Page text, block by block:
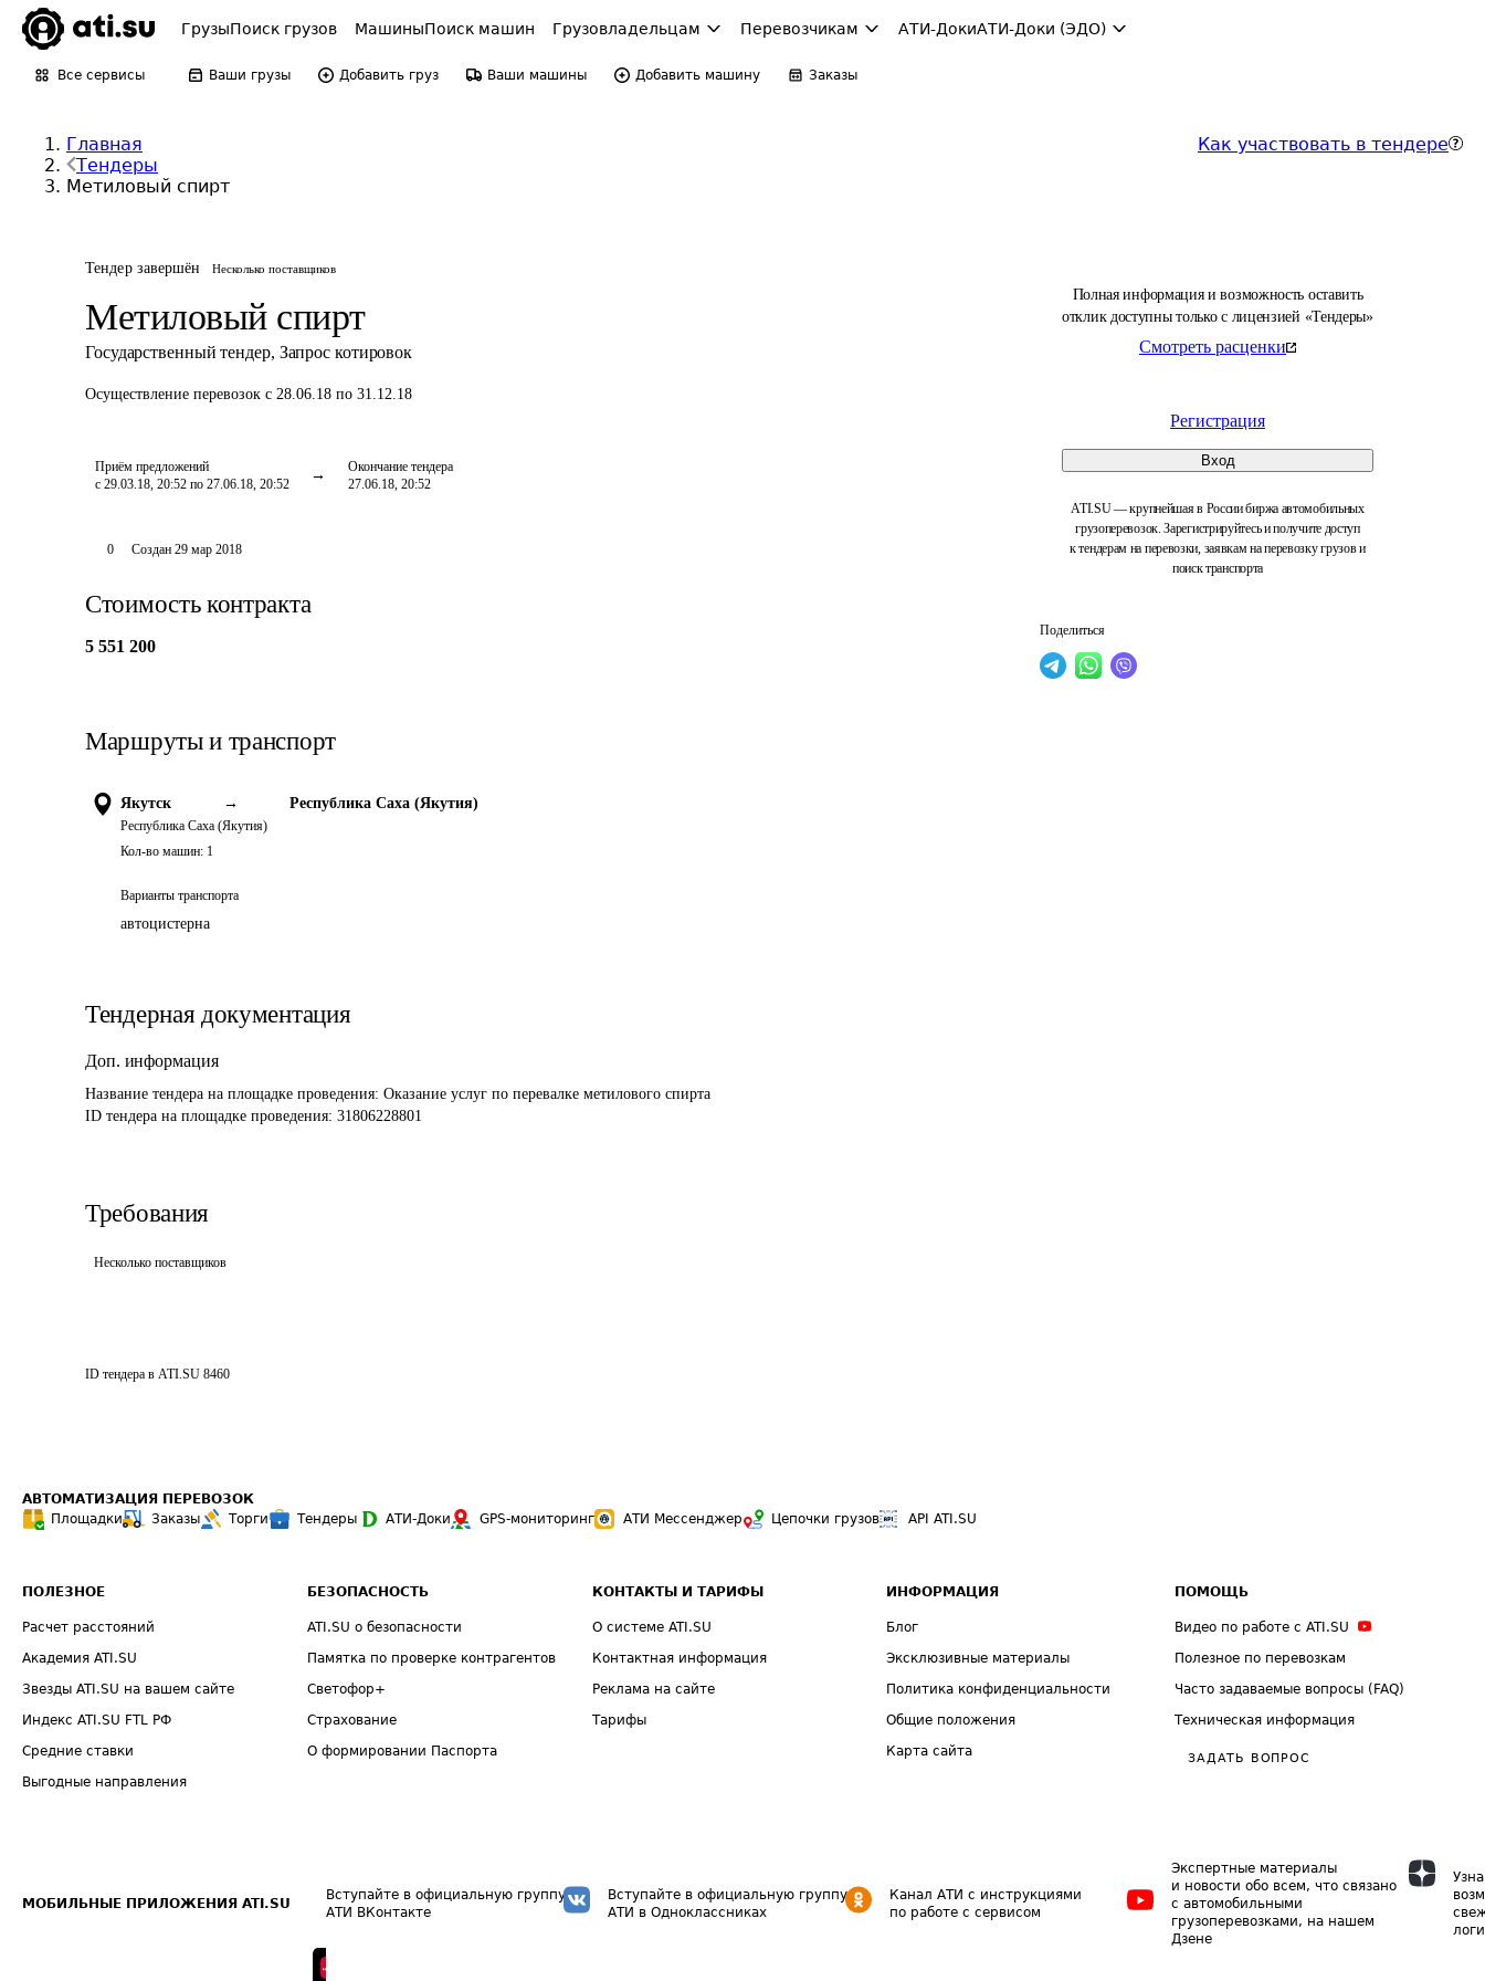
ГрузыПоиск грузов МашиныПоиск машин Грузовладельцам Перевозчикам АТИ-ДокиАТИ-Доки (ЭДО)
Все сервисы Ваши грузы Добавить груз Ваши машины Добавить машину Заказы
Главная
Тендеры
Метиловый спирт
Как участвовать в тендере
Тендер завершён Несколько поставщиков
Метиловый спирт
Государственный тендер, Запрос котировок
Осуществление перевозок с 28.06.18 по 31.12.18
Приём предложений
с 29.03.18, 20:52 по 27.06.18, 20:52
Окончание тендера
27.06.18, 20:52
Полная информация и возможность оставить
отклик доступны только с лицензией «Тендеры»
Смотреть расценки
Регистрация
Вход
ATI.SU — крупнейшая в России биржа автомобильных
грузоперевозок. Зарегистрируйтесь и получите доступ
к тендерам на перевозки, заявкам на перевозку грузов и
поиск транспорта
Поделиться
0 Создан 29 мар 2018
Стоимость контракта
5 551 200
Маршруты и транспорт
Якутск →
Республика Саха (Якутия)
Республика Саха (Якутия)
Кол-во машин: 1
Варианты транспорта
автоцистерна
Тендерная документация
Доп. информация
Название тендера на площадке проведения: Оказание услуг по перевалке метилового спирта
ID тендера на площадке проведения: 31806228801
Требования
Несколько поставщиков
ID тендера в ATI.SU 8460
АВТОМАТИЗАЦИЯ ПЕРЕВОЗОК
Площадки
Заказы Торги Тендеры АТИ-Доки GPS-мониторинг АТИ Мессенджер Цепочки грузов API ATI.SU
ПОЛЕЗНОЕ
Расчет расстояний
Академия ATI.SU
Звезды ATI.SU на вашем сайте
Индекс ATI.SU FTL РФ
Средние ставки
Выгодные направления
БЕЗОПАСНОСТЬ
ATI.SU о безопасности
Памятка по проверке контрагентов
Светофор+
Страхование
О формировании Паспорта
КОНТАКТЫ И ТАРИФЫ
О системе ATI.SU
Контактная информация
Реклама на сайте
Тарифы
ИНФОРМАЦИЯ
Блог
Эксклюзивные материалы
Политика конфиденциальности
Общие положения
Карта сайта
ПОМОЩЬ
Видео по работе с ATI.SU
Полезное по перевозкам
Часто задаваемые вопросы (FAQ)
Техническая информация
ЗАДАТЬ ВОПРОС
МОБИЛЬНЫЕ ПРИЛОЖЕНИЯ ATI.SU
Вступайте в официальную группу
АТИ ВКонтакте
Вступайте в официальную группу
АТИ в Одноклассниках
Канал АТИ с инструкциями
по работе с сервисом
Экспертные материалы
и новости обо всем, что связано
с автомобильными
грузоперевозками, на нашем
Дзене